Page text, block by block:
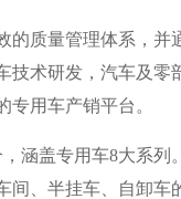
的质量管理体系，并
技术研发，汽车及
专用车产销平台。
涵盖专用车8大系
间、半挂车、自卸